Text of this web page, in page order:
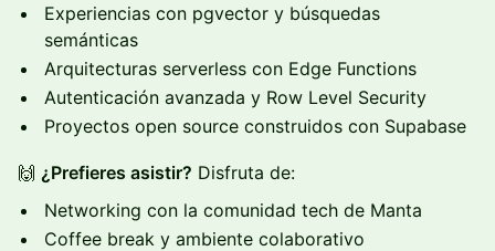
Experiencias con pgvector y búsquedas
semánticas
Arquitecturas serverless con Edge Functions
Autenticación avanzada y Row Level Security
Proyectos open source construidos con Supabase
🙌 ¿Prefieres asistir? Disfruta de:
Networking con la comunidad tech de Manta
Coffee break y ambiente colaborativo